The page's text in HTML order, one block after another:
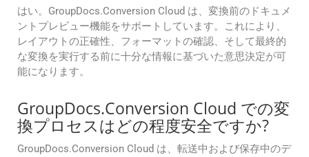
はい。GroupDocs.Conversion Cloud は、変換前のドキュメ
ントプレビュー機能をサポートしています。これにより、
レイアウトの正確性、フォーマットの確認、そして最終的
な変換を実行する前に十分な情報に基づいた意思決定が可
能になります。
GroupDocs.Conversion Cloud での変
換プロセスはどの程度安全ですか?
GroupDocs.Conversion Cloud は、転送中および保存中のデ